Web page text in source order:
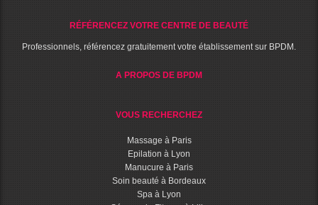
RÉFÉRENCEZ VOTRE CENTRE DE BEAUTÉ
Professionnels, référencez gratuitement votre établissement sur BPDM.
A PROPOS DE BPDM
VOUS RECHERCHEZ
Massage à Paris
Epilation à Lyon
Manucure à Paris
Soin beauté à Bordeaux
Spa à Lyon